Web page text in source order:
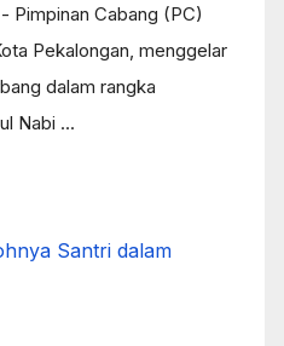
Pimpinan Cabang (PC)
Pekalongan, menggelar
dalam rangka
Nabi ...